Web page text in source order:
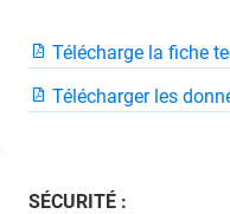
Télécharge la fiche
Télécharger les
SÉCURITÉ :